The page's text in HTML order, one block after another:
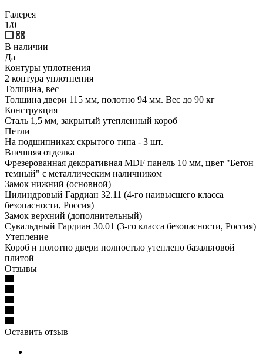
Галерея
1/0 —
В наличии
Да
Контуры уплотнения
2 контура уплотнения
Толщина, вес
Толщина двери 115 мм, полотно 94 мм. Вес до 90 кг
Конструкция
Сталь 1,5 мм, закрытый утепленный короб
Петли
На подшипниках скрытого типа - 3 шт.
Внешняя отделка
Фрезерованная декоративная MDF панель 10 мм, цвет "Бетон
темный" с металлическим наличником
Замок нижний (основной)
Цилиндровый Гардиан 32.11 (4-го наивысшего класса
безопасности, Россия)
Замок верхний (дополнительный)
Сувальдный Гардиан 30.01 (3-го класса безопасности, Россия)
Утепление
Короб и полотно двери полностью утеплено базальтовой
плитой
Отзывы
Оставить отзыв